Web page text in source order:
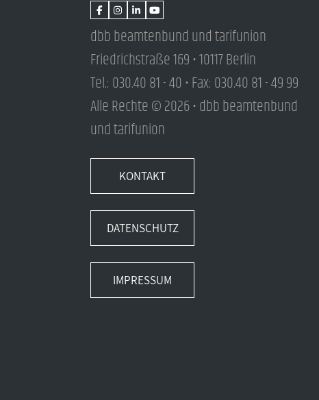
dbb beamtenbund und tarifunion
Friedrichstraße 169 • 10117 Berlin
Tel.: 030.40 81 - 40 • Fax: 030.40 81 - 49 99
Alle Rechte © 2026 • dbb beamtenbund
und tarifunion
KONTAKT
DATENSCHUTZ
IMPRESSUM